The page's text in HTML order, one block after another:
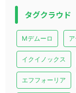
タグクラウド
Mデムーロ
イクイノックス
エフフォーリア